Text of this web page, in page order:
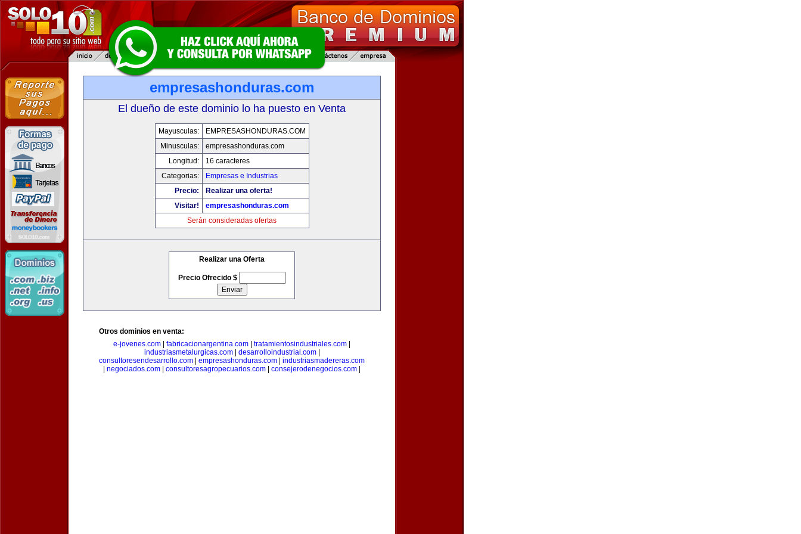
empresashonduras.com
El dueño de este dominio lo ha puesto en Venta
Mayusculas:
EMPRESASHONDURAS.COM
Minusculas:
empresashonduras.com
Longitud:
16 caracteres
Categorias:
Empresas e Industrias
Precio:
Realizar una oferta!
Visitar!
empresashonduras.com
Serán consideradas ofertas
Realizar una Oferta
Precio Ofrecido $
Otros dominios en venta:
e-jovenes.com
fabricacionargentina.com tratamientosindustriales.com
industriasmetalurgicas.com| desarrolloindustrial.com|
consultoresendesarrollo.com
empresashonduras.com
industriasmadereras.com
negociados.com consultoresagropecuarios.com consejerodenegocios.com